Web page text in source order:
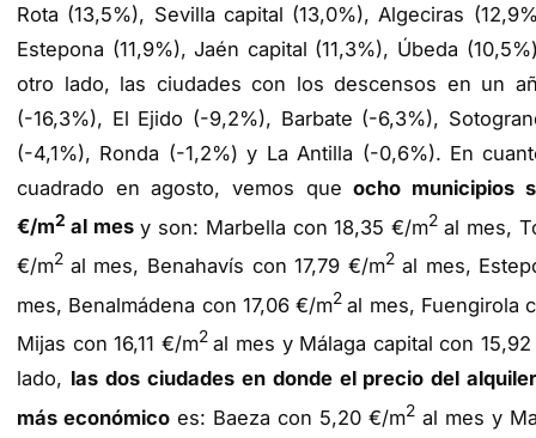
Rota (13,5%), Sevilla capital (13,0%), Algeciras
Estepona (11,9%), Jaén capital (11,3%), Úbeda
otro lado, las ciudades con los descensos en un
(-16,3%), El Ejido (-9,2%), Barbate (-6,3%),
(-4,1%), Ronda (-1,2%) y La Antilla (-0,6%). En
cuadrado en agosto, vemos queocho municipios
€/m2 al mesy son: Marbella con 18,35 €/m2 al mes,
€/m2 al mes, Benahavís con 17,79 €/m2 al mes,
mes, Benalmádena con 17,06 €/m2 al mes, Fuengirola
Mijas con 16,11 €/m2 al mes y Málaga capital con
lado, las dos ciudades en donde el precio del
más económico es: Baeza con 5,20 €/m2 al mes y